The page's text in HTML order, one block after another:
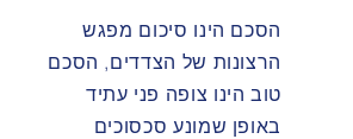
הסכם הינו סיכום מפגש
הרצונות של הצדדים, הסכם
טוב הינו צופה פני עתיד
באופן שמונע סכסוכים